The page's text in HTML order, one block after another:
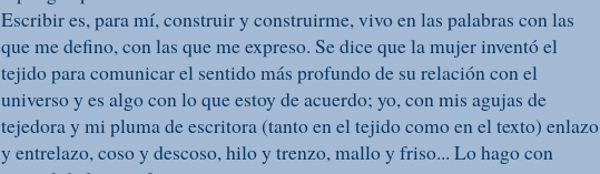
Escribir es, para mí, construir y construirme, vivo en las palabras con las
que me defino, con las que me expreso. Se dice que la mujer inventó el
tejido para comunicar el sentido más profundo de su relación con el
universo y es algo con lo que estoy de acuerdo; yo, con mis agujas de
tejedora y mi pluma de escritora (tanto en el tejido como en el texto) enlazo
y entrelazo, coso y descoso, hilo y trenzo, mallo y friso... Lo hago con